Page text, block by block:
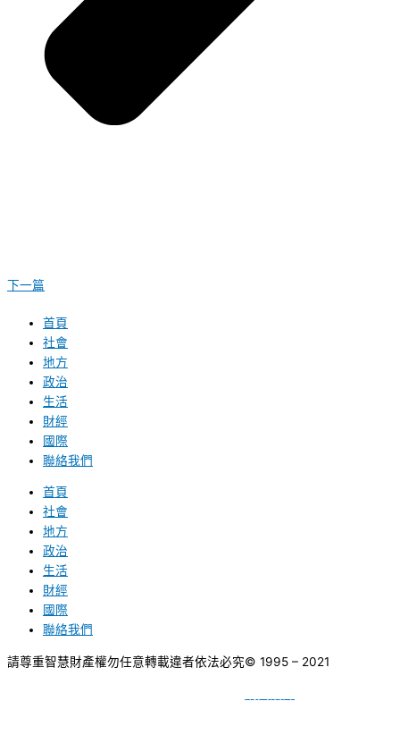
下一篇
首頁
社會
地方
政治
生活
財經
國際
聯絡我們
首頁
社會
地方
政治
生活
財經
國際
聯絡我們
請尊重智慧財產權勿任意轉載違者依法必究© 1995 – 2021